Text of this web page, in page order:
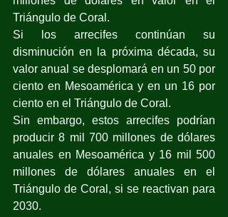
Triángulo de Coral.
Si los arrecifes continúan su
disminución en la próxima década, su
valor anual se desplomará en un 50 por
ciento en Mesoamérica y en un 16 por
ciento en el Triángulo de Coral.
Sin embargo, estos arrecifes podrían
producir 8 mil 700 millones de dólares
anuales en Mesoamérica y 16 mil 500
millones de dólares anuales en el
Triángulo de Coral, si se reactivan para
2030.